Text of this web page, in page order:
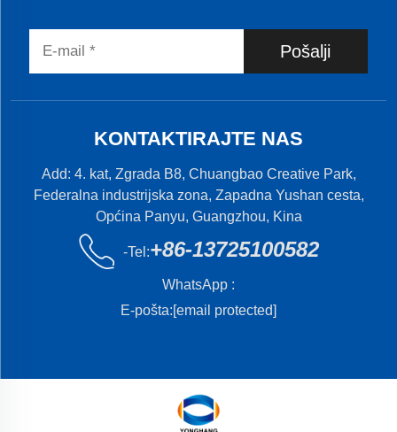
Pošalji
KONTAKTIRAJTE NAS
Add: 4. kat, Zgrada B8, Chuangbao Creative Park,
Federalna industrijska zona, Zapadna Yushan cesta,
Općina Panyu, Guangzhou, Kina
-Tel:+86-13725100582
WhatsApp :
E-pošta:[email protected]